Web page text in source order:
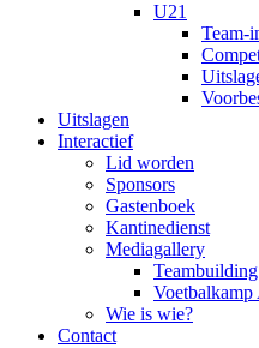
U21
Team-
Uitslagen
Interactief
Lid worden
Sponsors
Gastenboek
Kantinedienst
Mediagallery
Voetbalkamp
Wie is wie?
Contact